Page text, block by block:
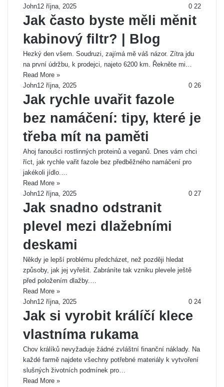
John12 října, 2025 0 22
Jak často byste měli měnit
kabinový filtr? | Blog
Hezký den všem. Soudruzi, zajímá mě váš názor. Zítra jdu
na první údržbu, k prodejci, najeto 6200 km. Řekněte mi…
Read More »
John12 října, 2025 0 26
Jak rychle uvařit fazole
bez namáčení: tipy, které je
třeba mít na paměti
Ahoj fanoušci rostlinných proteinů a veganů. Dnes vám chci
říct, jak rychle vařit fazole bez předběžného namáčení pro
jakékoli jídlo.…
Read More »
John12 října, 2025 0 27
Jak snadno odstranit
plevel mezi dlažebními
deskami
Někdy je lepší problému předcházet, než později hledat
způsoby, jak jej vyřešit. Zabráníte tak vzniku plevele ještě
před položením dlažby.…
Read More »
John12 října, 2025 0 24
Jak si vyrobit králíčí klece
vlastníma rukama
Chov králíků nevyžaduje žádné zvláštní finanční náklady. Na
každé farmě najdete všechny potřebné materiály k vytvoření
slušných životních podmínek pro…
Read More »